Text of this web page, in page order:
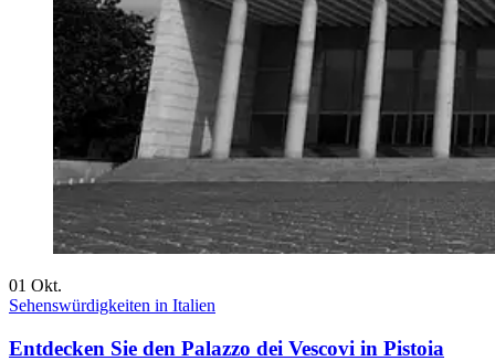
01 Okt.
Sehenswürdigkeiten in Italien
Entdecken Sie den Palazzo dei Vescovi in Pistoia